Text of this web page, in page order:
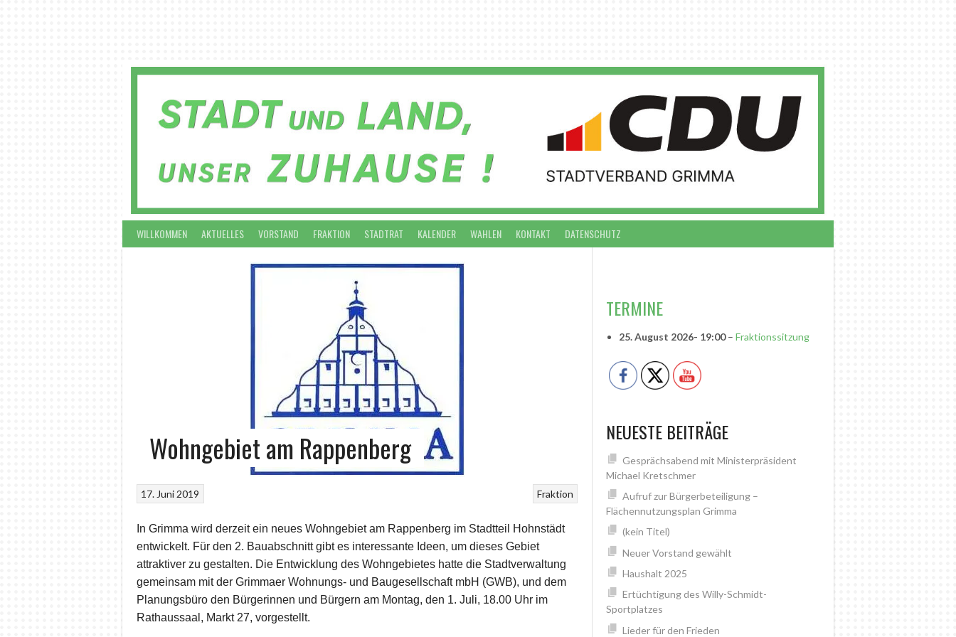
WILLKOMMEN AKTUELLES VORSTAND FRAKTION STADTRAT KALENDER WAHLEN KONTAKT DATENSCHUTZ
Wohngebiet am Rappenberg
Fraktion
17. Juni 2019
In Grimma wird derzeit ein neues Wohngebiet am Rappenberg im Stadtteil Hohnstädt
entwickelt. Für den 2. Bauabschnitt gibt es interessante Ideen, um dieses Gebiet
attraktiver zu gestalten. Die Entwicklung des Wohngebietes hatte die Stadtverwaltung
gemeinsam mit der Grimmaer Wohnungs- und Baugesellschaft mbH (GWB), und dem
Planungsbüro den Bürgerinnen und Bürgern am Montag, den 1. Juli, 18.00 Uhr im
Rathaussaal, Markt 27, vorgestellt.
TERMINE
25. August 2026- 19:00– Fraktionssitzung
NEUESTE BEITRÄGE
Gesprächsabend mit Ministerpräsident
Michael Kretschmer
Aufruf zur Bürgerbeteiligung –
Flächennutzungsplan Grimma
(kein Titel)
Neuer Vorstand gewählt
Haushalt 2025
Ertüchtigung des Willy-Schmidt-
Sportplatzes
Lieder für den Frieden